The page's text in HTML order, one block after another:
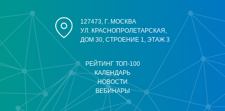
РЕЙТИНГ ТОП-100
КАЛЕНДАРЬ
НОВОСТИ
ВЕБИНАРЫ
127473, Г. МОСКВА
УЛ. КРАСНОПРОЛЕТАРСКАЯ,
ДОМ 30, СТРОЕНИЕ 1, ЭТАЖ 3